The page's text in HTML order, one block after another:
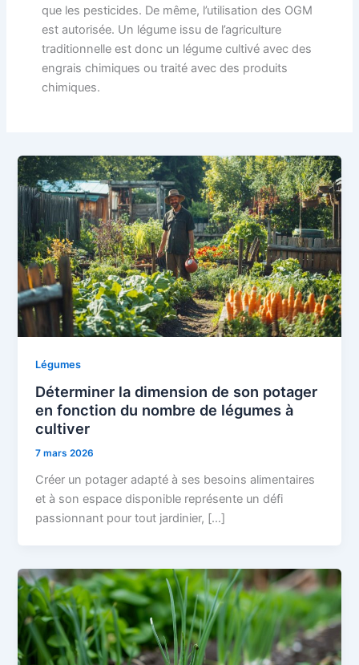
que les pesticides. De même, l’utilisation des OGM
est autorisée. Un légume issu de l’agriculture
traditionnelle est donc un légume cultivé avec des
engrais chimiques ou traité avec des produits
chimiques.
Légumes
Déterminer la dimension de son potager
en fonction du nombre de légumes à
cultiver
7 mars 2026
Créer un potager adapté à ses besoins alimentaires
et à son espace disponible représente un défi
passionnant pour tout jardinier, […]